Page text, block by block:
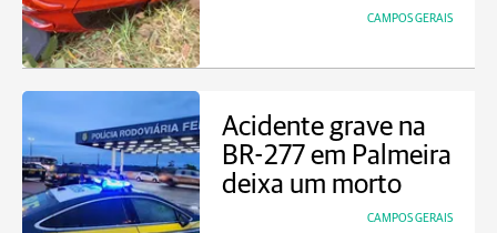
CAMPOS GERAIS
Acidente grave na
BR-277 em Palmeira
deixa um morto
CAMPOS GERAIS